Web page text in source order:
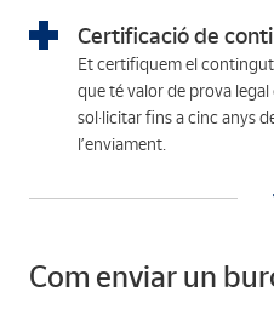
Certificació de
Et certifiquem el
que té valor de prova
sol·licitar fins a cinc anys
l’enviament.
Com enviar un